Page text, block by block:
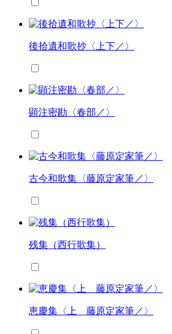
後拾遺和歌抄〈上下／〉
顕注密勘〈春部／〉
古今和歌集〈藤原定家筆／〉
残集（西行歌集）
恵慶集〈上 藤原定家筆／〉